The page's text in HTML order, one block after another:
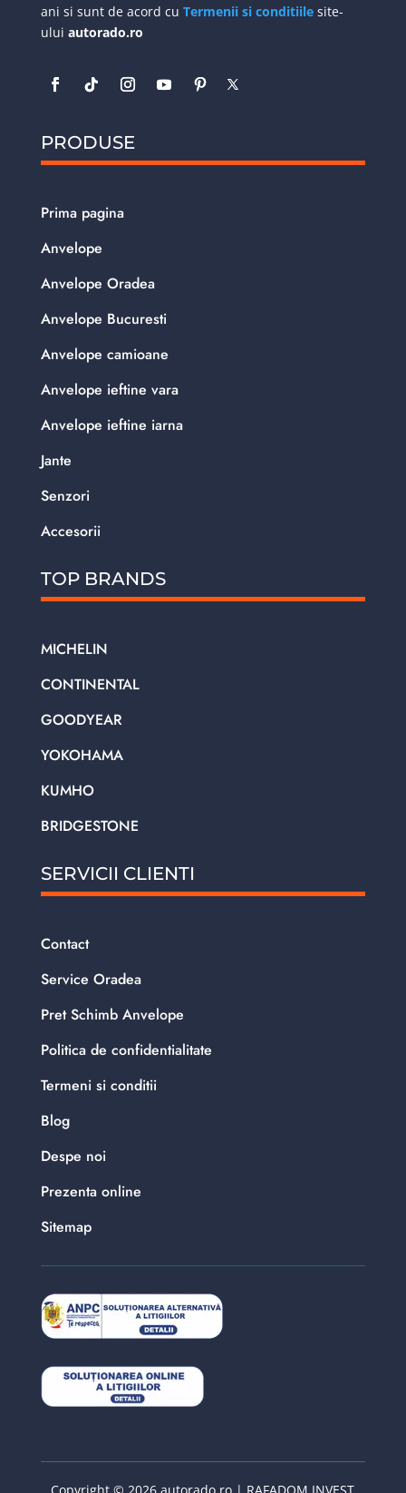
ani si sunt de acord cu Termenii si conditiilesite-
ului autorado.ro
PRODUSE
Prima pagina
Anvelope
Anvelope Oradea
Anvelope Bucuresti
Anvelope camioane
Anvelope ieftine vara
Anvelope ieftine iarna
Jante
Senzori
Accesorii
TOP BRANDS
MICHELIN
CONTINENTAL
GOODYEAR
YOKOHAMA
KUMHO
BRIDGESTONE
SERVICII CLIENTI
Contact
Service Oradea
Pret Schimb Anvelope
Politica de confidentialitate
Termeni si conditii
Blog
Despe noi
Prezenta online
Sitemap
Copyright © 2026 autorado.ro | RAFADOM INVEST